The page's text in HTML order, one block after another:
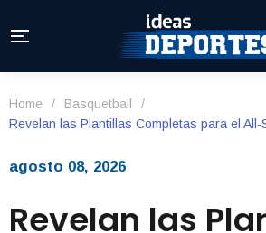
Home / Basquetball
/
Revelan las Plantillas Completas para el All-
agosto 08, 2026
Revelan las